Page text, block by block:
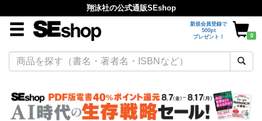
翔泳社の公式通販SEshop
新規会員登録で
500pt
プレゼント！
0